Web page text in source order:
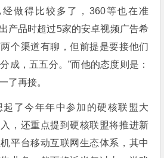
做得比较多了，360等也在准
品时超过5家的安卓视频广告希
个渠道有聊，但前提是要接他们
成，五五分。”而他的态度则是：
了再接。
起了今年年中参加的硬核联盟大
，还重点提到硬核联盟将推进新
平台移动互联网生态体系，其中